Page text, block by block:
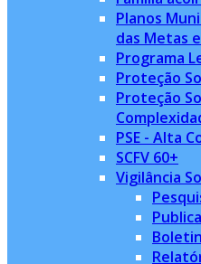
Planos
das Metas
Programa
Proteção
Proteção
PSE - Alta
SCFV 60+
Vigilância